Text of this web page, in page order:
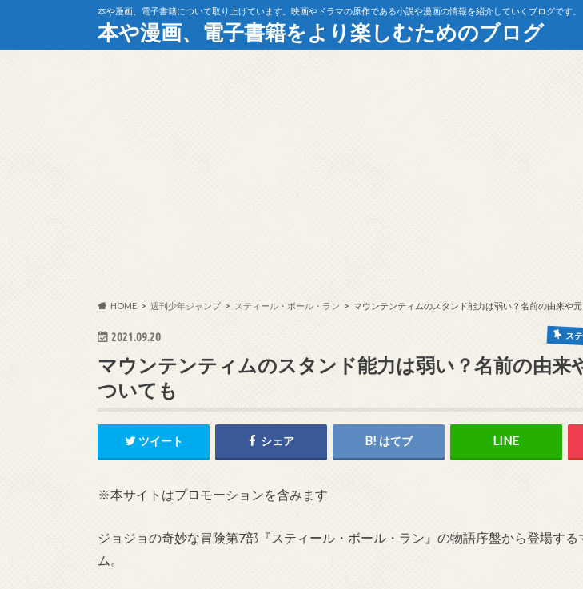
本や漫画、電子書籍について取り上げています。映画やドラマの原作である小説や漫画の情報を紹介していくブログです。
本や漫画、電子書籍をより楽しむためのブログ
HOME 週刊少年ジャンプ スティール・ボール・ラン マウンテンティムのスタンド能力は弱い？名前の由来や
2021.09.20 ス
マウンテンティムのスタンド能力は弱い？名前の由来
ついても
ツイート シェア はてブ
※本サイトはプロモーションを含みます
ジョジョの奇妙な冒険第7部『スティール・ボール・ラン』の物語序盤から登場する
ム。